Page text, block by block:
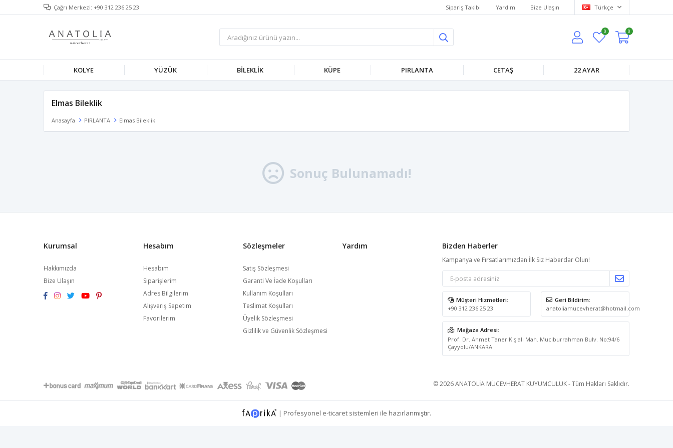
Çağrı Merkezi: +90 312 236 25 23 Sipariş Takibi Yardım Bize Ulaşın Türkçe
0 0
KOLYE YÜZÜK BİLEKLİK KÜPE PIRLANTA CETAŞ 22 AYAR
Elmas Bileklik
Anasayfa PIRLANTA Elmas Bileklik
Sonuç Bulunamadı!
Kurumsal
Hakkımızda
Bize Ulaşın
Hesabım
Hesabım
Siparişlerim
Adres Bilgilerim
Alışveriş Sepetim
Favorilerim
Sözleşmeler
Satış Sözleşmesi
Garanti Ve İade Koşulları
Kullanım Koşulları
Teslimat Koşulları
Üyelik Sözleşmesi
Gizlilik ve Güvenlik Sözleşmesi
Yardım Bizden Haberler
Kampanya ve Fırsatlarımızdan İlk Siz Haberdar Olun!
Müşteri Hizmetleri:
+90 312 236 25 23
Geri Bildirim:
anatoliamucevherat@hotmail.com
Mağaza Adresi:
Prof. Dr. Ahmet Taner Kışlalı Mah. Muciburrahman Bulv. No:94/6
Çayyolu/ANKARA
© 2026 ANATOLİA MÜCEVHERAT KUYUMCULUK - Tüm Hakları Saklıdır.
| Profesyonel e-ticaret sistemleri ile hazırlanmıştır.